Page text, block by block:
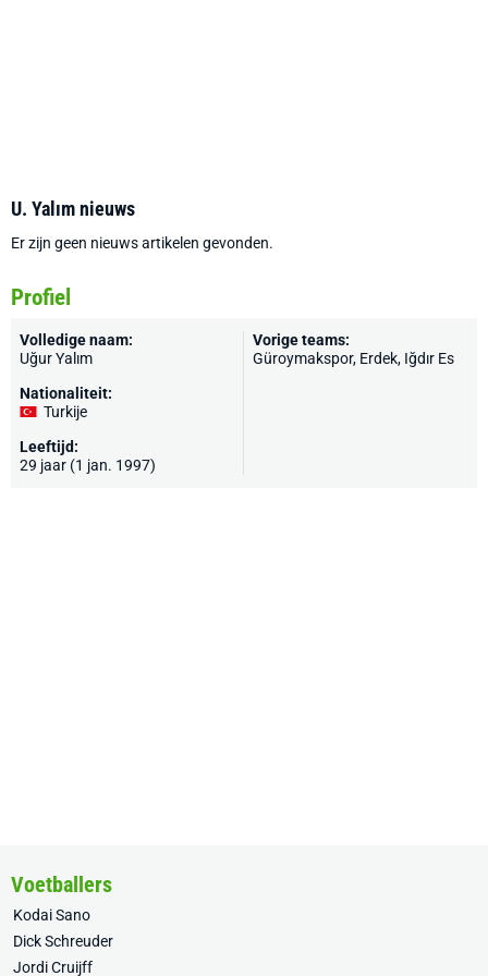
U. Yalım nieuws
Er zijn geen nieuws artikelen gevonden.
Profiel
Volledige naam:
Uğur Yalım
Nationaliteit:
Turkije
Leeftijd:
29 jaar (1 jan. 1997)
Vorige teams:
Güroymakspor, Erdek, Iğdır Es
Voetballers
Kodai Sano
Dick Schreuder
Jordi Cruijff